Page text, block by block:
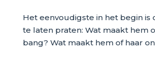
Het eenvoudigste in het begin is
te laten praten: Wat maakt hem
bang? Wat maakt hem of haar